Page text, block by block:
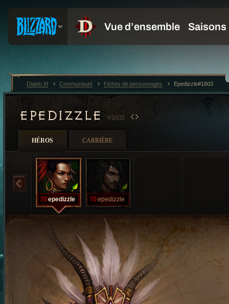
EPEDIZZLE #1603
HÉROS CARRIÈRE
70epedizzle 70epedizzle
Diablo III Communauté Fiches de personnages Epedizzle#1603